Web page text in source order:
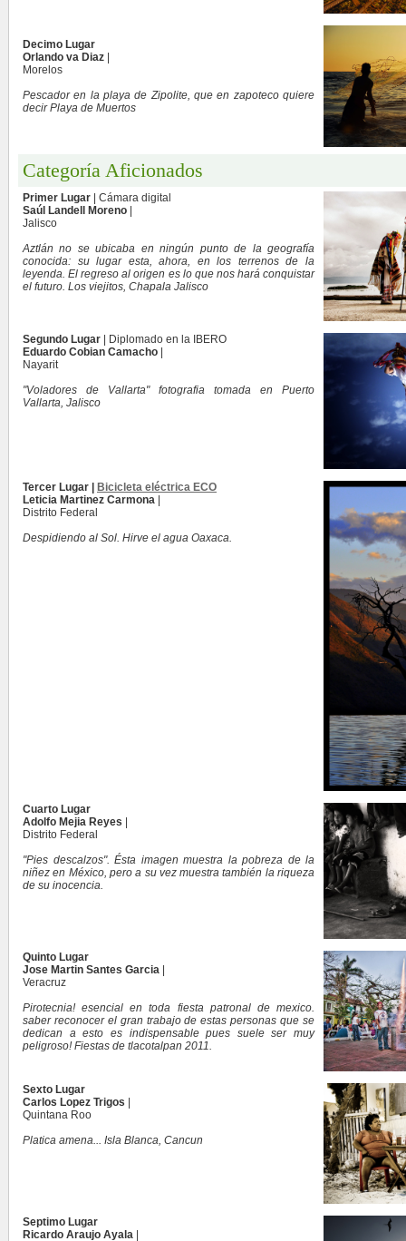
Decimo Lugar
Orlando va Diaz
Morelos
Pescador en la playa de Zipolite, que en zapoteco quiere
decir Playa de Muertos
Categoría Aficionados
Primer Lugar | Cámara digital
Saúl Landell Moreno
Jalisco
Aztlán no se ubicaba en ningún punto de la geografía
conocida: su lugar esta, ahora, en los terrenos de la
leyenda. El regreso al origen es lo que nos hará conquistar
el futuro. Los viejitos, Chapala Jalisco
Segundo Lugar | Diplomado en la IBERO
Eduardo Cobian Camacho
Nayarit
"Voladores de Vallarta" fotografia tomada en Puerto
Vallarta, Jalisco
Tercer Lugar |
Bicicleta eléctrica ECO
Leticia Martinez Carmona
Distrito Federal
Despidiendo al Sol. Hirve el agua Oaxaca.
Cuarto Lugar
Adolfo Mejia Reyes
Distrito Federal
"Pies descalzos". Ésta imagen muestra la pobreza de la
niñez en México, pero a su vez muestra también la riqueza
de su inocencia.
Quinto Lugar
Jose Martin Santes Garcia
Veracruz
Pirotecnia! esencial en toda fiesta patronal de mexico.
saber reconocer el gran trabajo de estas personas que se
dedican a esto es indispensable pues suele ser muy
peligroso! Fiestas de tlacotalpan 2011.
Sexto Lugar
Carlos Lopez Trigos
Quintana Roo
Platica amena... Isla Blanca, Cancun
Septimo Lugar
Ricardo Araujo Ayala